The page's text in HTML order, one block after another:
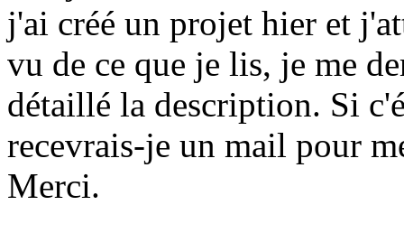
j'ai créé un projet hier et
vu de ce que je lis, je me
détaillé la description. Si
recevrais-je un mail pour
Merci.